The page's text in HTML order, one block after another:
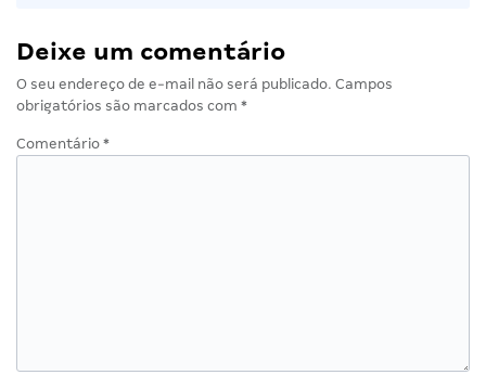
Deixe um comentário
O seu endereço de e-mail não será publicado. Campos
obrigatórios são marcados com *
Comentário *